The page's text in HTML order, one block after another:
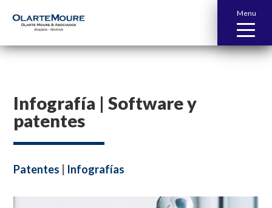
Menu
Infografía | Software y
patentes
Patentes Infografías